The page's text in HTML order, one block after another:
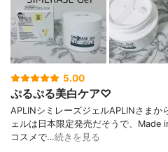
5.00
ぷるぷる美白ケア♡
APLINシミレーズジェルAPLINさまか
ェルは日本限定発売だそうで、Made
コスメで…続きを見る